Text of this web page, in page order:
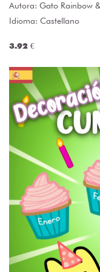
Autora: Gato Rainbow
Idioma: Castellano
3.92 €